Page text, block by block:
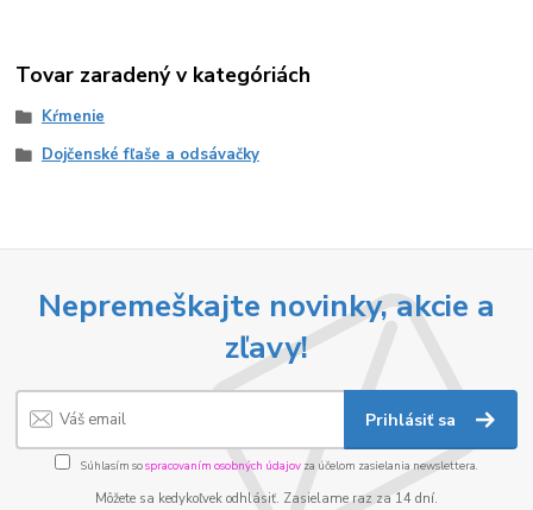
Tovar zaradený v kategóriách
Kŕmenie
Dojčenské fľaše a odsávačky
Nepremeškajte novinky, akcie a
zľavy!
Prihlásiť sa
Súhlasím sospracovaním osobných údajov za účelom zasielania newslettera.
Môžete sa kedykoľvek odhlásiť. Zasielame raz za 14 dní.